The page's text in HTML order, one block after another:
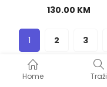
Home Traži
130.00 KM
1 2 3